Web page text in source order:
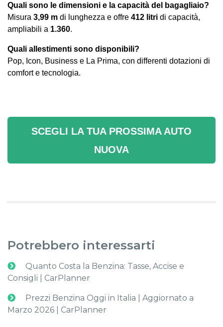
Quali sono le dimensioni e la capacità del bagagliaio?
Misura 3,99 m di lunghezza e offre 412 litri di capacità,
ampliabili a 1.360.
Quali allestimenti sono disponibili?
Pop, Icon, Business e La Prima, con differenti dotazioni di
comfort e tecnologia.
SCEGLI LA TUA PROSSIMA AUTO
NUOVA
Potrebbero interessarti
Quanto Costa la Benzina: Tasse, Accise e
Consigli | CarPlanner
Prezzi Benzina Oggi in Italia | Aggiornato a
Marzo 2026 | CarPlanner